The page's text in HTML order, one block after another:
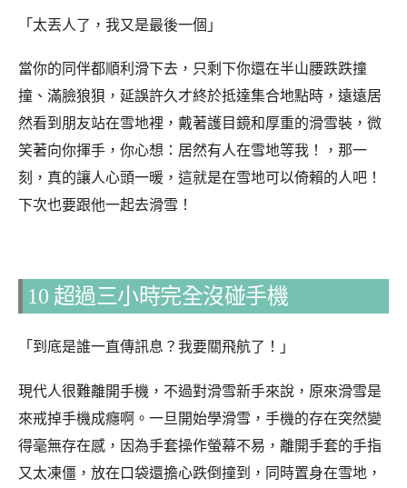
「太丟人了，我又是最後一個」
當你的同伴都順利滑下去，只剩下你還在半山腰跌跌撞
撞、滿臉狼狽，延誤許久才終於抵達集合地點時，遠遠居
然看到朋友站在雪地裡，戴著護目鏡和厚重的滑雪裝，微
笑著向你揮手，你心想：居然有人在雪地等我！，那一
刻，真的讓人心頭一暖，這就是在雪地可以倚賴的人吧！
下次也要跟他一起去滑雪！
10 超過三小時完全沒碰手機
「到底是誰一直傳訊息？我要關飛航了！」
現代人很難離開手機，不過對滑雪新手來說，原來滑雪是
來戒掉手機成癮啊。一旦開始學滑雪，手機的存在突然變
得毫無存在感，因為手套操作螢幕不易，離開手套的手指
又太凍僵，放在口袋還擔心跌倒撞到，同時置身在雪地，